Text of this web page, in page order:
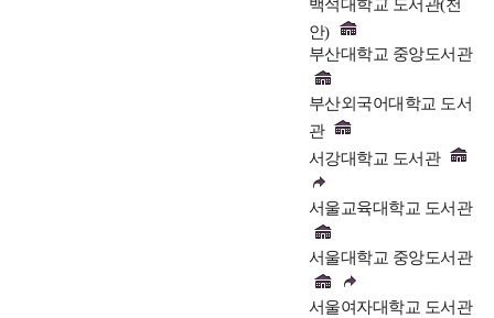
백석대학교 도서관(천
안)
부산대학교 중앙도서관
부산외국어대학교 도서
관
서강대학교 도서관
서울교육대학교 도서관
서울대학교 중앙도서관
서울여자대학교 도서관